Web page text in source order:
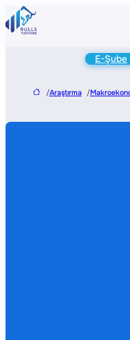
E-Şube
/Araştırma /